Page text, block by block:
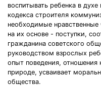
воспитывать ребенка в
кодекса строителя
необходимые нравственные
на их основе - поступки,
гражданина советского
руководством взрослых
опыт поведения,
природе, усваивает
общества.